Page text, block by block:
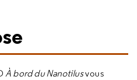
À bord du Nanotilusvous